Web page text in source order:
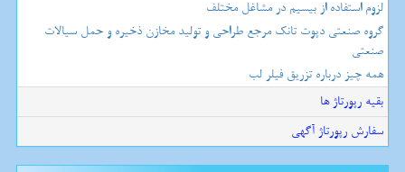
لزوم استفاده از بیسیم در مشاغل مختلف
گروه صنعتی دپوت تانک مرجع طراحی و تولید مخازن ذخیره و حمل سیالات
صنعتی
همه چیز درباره تزریق فیلر لب
بقیه رپورتاژ ها
سفارش رپورتاژ آگهی